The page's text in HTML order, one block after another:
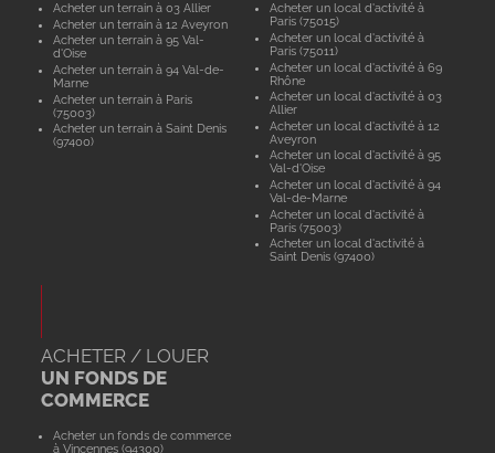
Acheter un terrain à 03 Allier
Acheter un terrain à 12 Aveyron
Acheter un terrain à 95 Val-
d'Oise
Acheter un terrain à 94 Val-de-
Marne
Acheter un terrain à Paris
(75003)
Acheter un terrain à Saint Denis
(97400)
Acheter un local d'activité à
Paris (75015)
Acheter un local d'activité à
Paris (75011)
Acheter un local d'activité à 69
Rhône
Acheter un local d'activité à 03
Allier
Acheter un local d'activité à 12
Aveyron
Acheter un local d'activité à 95
Val-d'Oise
Acheter un local d'activité à 94
Val-de-Marne
Acheter un local d'activité à
Paris (75003)
Acheter un local d'activité à
Saint Denis (97400)
ACHETER / LOUER
UN FONDS DE
COMMERCE
Acheter un fonds de commerce
à Vincennes (94300)